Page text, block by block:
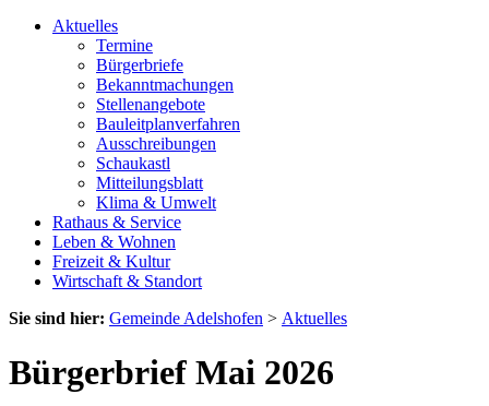
Aktuelles
Termine
Bürgerbriefe
Bekanntmachungen
Stellenangebote
Bauleitplanverfahren
Ausschreibungen
Schaukastl
Mitteilungsblatt
Klima & Umwelt
Rathaus & Service
Leben & Wohnen
Freizeit & Kultur
Wirtschaft & Standort
Sie sind hier: Gemeinde Adelshofen > Aktuelles
Bürgerbrief Mai 2026